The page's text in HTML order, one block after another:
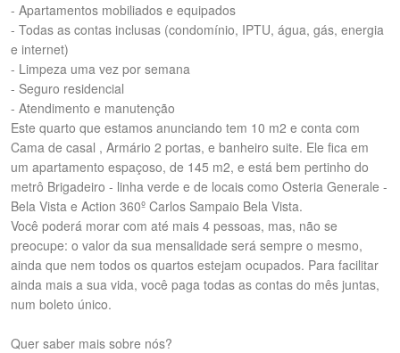
- Apartamentos mobiliados e equipados
- Todas as contas inclusas (condomínio, IPTU, água, gás, energia
e internet)
- Limpeza uma vez por semana
- Seguro residencial
- Atendimento e manutenção
Este quarto que estamos anunciando tem 10 m2 e conta com
Cama de casal , Armário 2 portas, e banheiro suite. Ele fica em
um apartamento espaçoso, de 145 m2, e está bem pertinho do
metrô Brigadeiro - linha verde e de locais como Osteria Generale -
Bela Vista e Action 360º Carlos Sampaio Bela Vista.
Você poderá morar com até mais 4 pessoas, mas, não se
preocupe: o valor da sua mensalidade será sempre o mesmo,
ainda que nem todos os quartos estejam ocupados. Para facilitar
ainda mais a sua vida, você paga todas as contas do mês juntas,
num boleto único.
Quer saber mais sobre nós?